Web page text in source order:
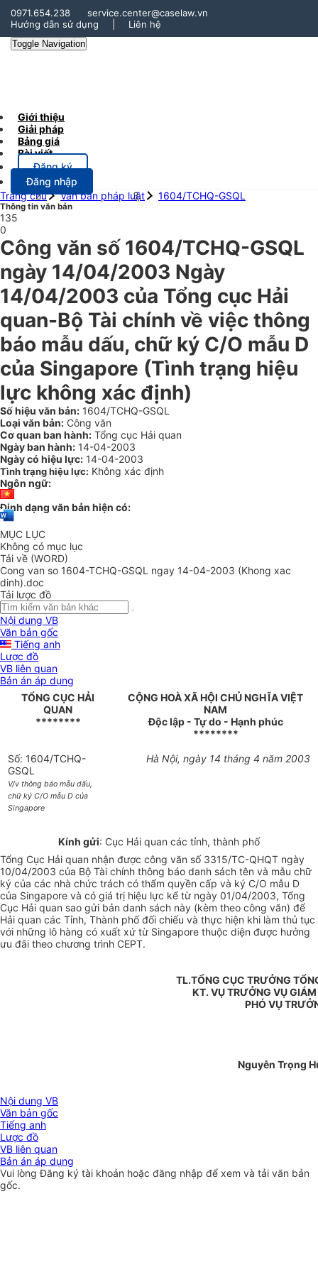
0971.654.238
service.center@caselaw.vn
Hướng dẫn sử dụng
Liên hệ
Toggle Navigation
Giới thiệu
Giải pháp
Bảng giá
Bài viết
Đăng ký
Đăng nhập
Trang chủ
Văn bản pháp luật 1604/TCHQ-GSQL
Thông tin văn bản
135
0
Công văn số 1604/TCHQ-GSQL
ngày 14/04/2003 Ngày
14/04/2003 của Tổng cục Hải
quan-Bộ Tài chính về việc thông
báo mẫu dấu, chữ ký C/O mẫu D
của Singapore (Tình trạng hiệu
lực không xác định)
Số hiệu văn bản: 1604/TCHQ-GSQL
Loại văn bản: Công văn
Cơ quan ban hành: Tổng cục Hải quan
Ngày ban hành: 14-04-2003
Ngày có hiệu lực: 14-04-2003
Tình trạng hiệu lực: Không xác định
Ngôn ngữ:
Định dạng văn bản hiện có:
MỤC LỤC
Không có mục lục
Tải về (WORD)
Cong van so 1604-TCHQ-GSQL ngay 14-04-2003 (Khong xac
dinh).doc
Tải lược đồ
Nội dung VB
Văn bản gốc
Tiếng anh
Lược đồ
VB liên quan
Bản án áp dụng
TỔNG CỤC HẢI
QUAN
********
CỘNG HOÀ XÃ HỘI CHỦ NGHĨA VIỆT
NAM
Độc lập - Tự do - Hạnh phúc
********
Số: 1604/TCHQ-
GSQL
V/v thông báo mẫu dấu,
chữ ký C/O mẫu D của
Singapore
Hà Nội, ngày 14 tháng 4 năm 2003
Kính gửi: Cục Hải quan các tỉnh, thành phố
Tổng Cục Hải quan nhận được công văn số 3315/TC-QHQT ngày
10/04/2003 của Bộ Tài chính thông báo danh sách tên và mẫu chữ
ký của các nhà chức trách có thẩm quyền cấp và ký C/O mẫu D
của Singapore và có giá trị hiệu lực kể từ ngày 01/04/2003, Tổng
Cục Hải quan sao gửi bản danh sách này (kèm theo công văn) để
Hải quan các Tỉnh, Thành phố đối chiếu và thực hiện khi làm thủ tục
với những lô hàng có xuất xứ từ Singapore thuộc diện được hưởng
ưu đãi theo chương trình CEPT.
TL.TỔNG CỤC TRƯỞNG
KT. VỤ TRƯỞNG VỤ
PHÓ VỤ
Nguyễn Trọng
Nội dung VB
Văn bản gốc
Tiếng anh
Lược đồ
VB liên quan
Bản án áp dụng
Vui lòngĐăng ký tài khoản hoặc đăng nhập để xem và tải văn bản
gốc.